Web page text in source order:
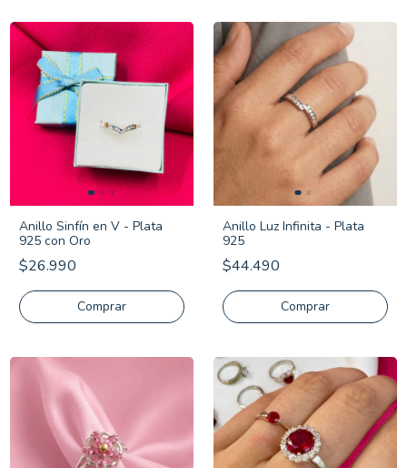
Anillo Sinfín en V - Plata
925 con Oro
$26.990
Comprar
Anillo Luz Infinita - Plata
925
$44.490
Comprar